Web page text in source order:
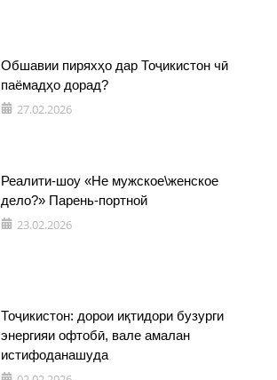
Обшавии пиряхҳо дар Тоҷикистон чӣ
паёмадҳо дорад?
27.02.2026
Реалити-шоу «Не мужское\женское
дело?» Парень-портной
23.02.2026
Тоҷикистон: дорои иқтидори бузурги
энергияи офтобӣ, вале амалан
истифоданашуда